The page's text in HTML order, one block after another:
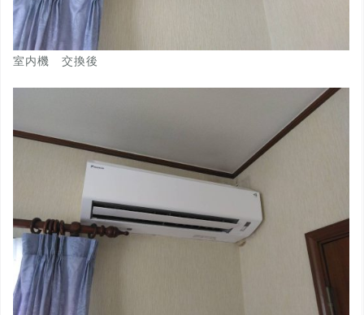
室内機 交換後